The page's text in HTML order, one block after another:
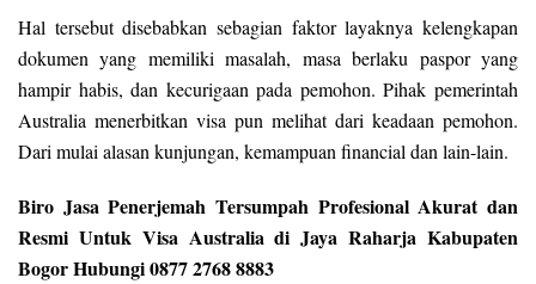
Hal tersebut disebabkan sebagian faktor layaknya kelengkapan
dokumen yang memiliki masalah, masa berlaku paspor yang
hampir habis, dan kecurigaan pada pemohon. Pihak pemerintah
Australia menerbitkan visa pun melihat dari keadaan pemohon.
Dari mulai alasan kunjungan, kemampuan financial dan lain-lain.
Biro Jasa Penerjemah Tersumpah Profesional Akurat dan
Resmi Untuk Visa Australia di Jaya Raharja Kabupaten
Bogor Hubungi 0877 2768 8883